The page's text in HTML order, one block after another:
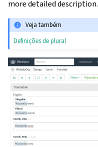
more detailed description.
Veja também
Definições de plural